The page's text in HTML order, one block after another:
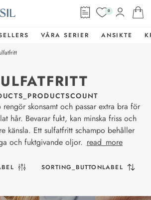
0
VÅRA SERIER ANSIKTE
skonsamt och passar extra bra för
hår. Bevarar fukt, kan minska friss och
känsla. Ett sulfatfritt schampo behåller
och fuktgivande oljor. read_more
SORTING_BUTTONLABEL